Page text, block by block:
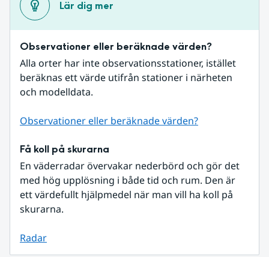
Lär dig mer
Observationer eller beräknade värden?
Alla orter har inte observationsstationer, istället
beräknas ett värde utifrån stationer i närheten
och modelldata.
Observationer eller beräknade värden?
Få koll på skurarna
En väderradar övervakar nederbörd och gör det
med hög upplösning i både tid och rum. Den är
ett värdefullt hjälpmedel när man vill ha koll på
skurarna.
Radar